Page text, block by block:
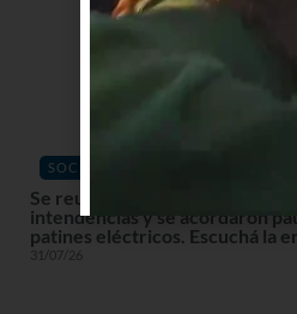
SOCIEDAD
Se reunieron los 19 directores
intendencias y se acordaron
patines eléctricos. Escuchá la
31/07/26